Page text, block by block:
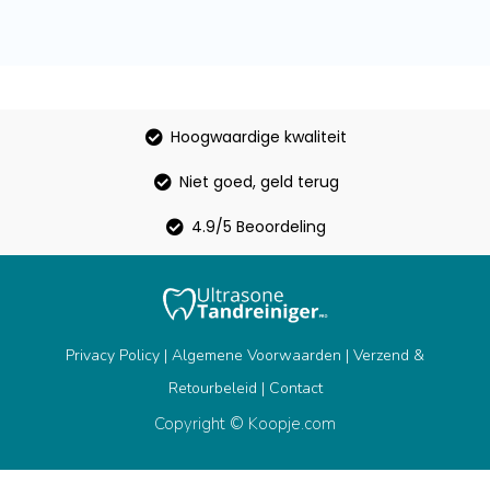
Hoogwaardige kwaliteit
Niet goed, geld terug
4.9/5 Beoordeling
Privacy Policy | Algemene Voorwaarden | Verzend &
Retourbeleid | Contact
Copyright © Koopje.com